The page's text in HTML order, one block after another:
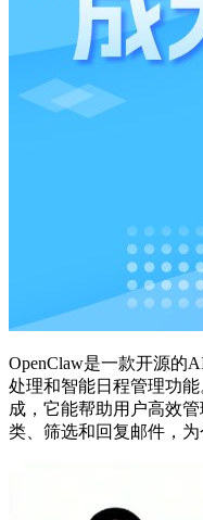
OpenClaw是一款开源的
处理和智能日程管理功
成，它能帮助用户高效
类、筛选和回复邮件，